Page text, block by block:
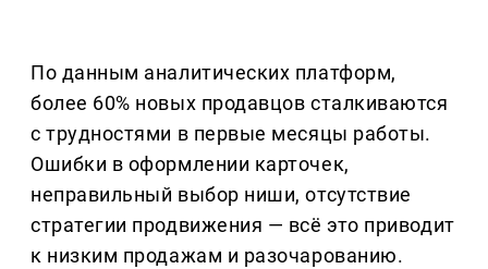
По данным аналитических платформ,
более 60% новых продавцов сталкиваются
с трудностями в первые месяцы работы.
Ошибки в оформлении карточек,
неправильный выбор ниши, отсутствие
стратегии продвижения — всё это приводит
к низким продажам и разочарованию.